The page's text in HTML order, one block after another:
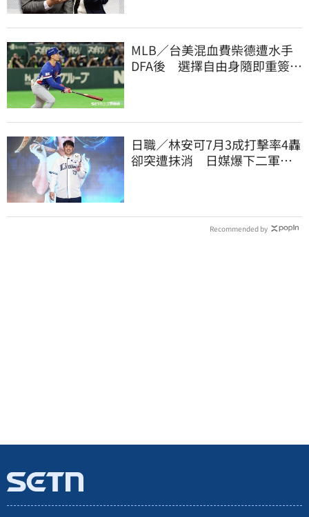
MLB／台美混血費柴德遭水手
DFA後 選擇自由身隨即重簽加
日職／林安可7月3成打擊率4轟
卻突遭抹消 日媒爆下二軍背
Recommended by